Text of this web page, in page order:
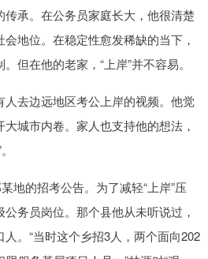
承。在公务员家庭长大，他很清楚
地位。在稳定性愈发稀缺的当下，
但在他的老家，“上岸”并不容易。
去边远地区考公上岸的视频。他觉
城市内卷。家人也支持他的想法，
地的招考公告。为了减轻“上岸”压
务员岗位。那个县他从未听说过，
。“当时这个乡招3人，两个面向202